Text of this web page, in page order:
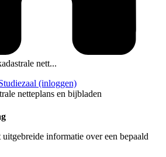
nett...
(inloggen)
netteplans en bijbladen
informatie over een bepaald